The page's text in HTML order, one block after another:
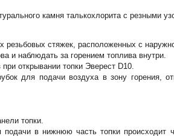
камня талькохлорита с резными
стяжек, расположенных с
и наблюдать за горением топлива внутри.
открывании топки Эверест D10.
для подачи воздуха в зону горения,
топки.
в нижнюю часть топки происходит